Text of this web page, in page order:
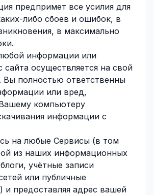
предпримет все усилия для
либо сбоев и ошибок, в
в максимально
информации или
сайта осуществляется на свой
Вы полностью ответственны
или вред,
компьютеру
информации с
на любые Сервисы (в том
из наших информационных
учётные записи
или публичные
и предоставляя адрес вашей